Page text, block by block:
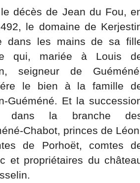
décès de Jean du Fou,
le domaine de
dans les mains de sa
qui, mariée à Louis
seigneur de
le bien à la famille
Guéméné. Et la
dans la branche
Chabot, princes de
de Porhoët, comtes
et propriétaires du